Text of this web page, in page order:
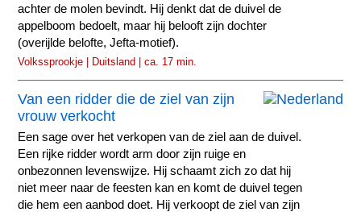
achter de molen bevindt. Hij denkt dat de duivel de
appelboom bedoelt, maar hij belooft zijn dochter
(overijlde belofte, Jefta-motief).
Volkssprookje | Duitsland | ca. 17 min.
Van een ridder die de ziel van zijn
vrouw verkocht
Een sage over het verkopen van de ziel aan de duivel.
Een rijke ridder wordt arm door zijn ruige en
onbezonnen levenswijze. Hij schaamt zich zo dat hij
niet meer naar de feesten kan en komt de duivel tegen
die hem een aanbod doet. Hij verkoopt de ziel van zijn